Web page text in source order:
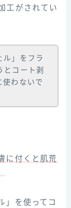
工がされてい
ル」をフラ
とコート剥
使わないで
に付くと肌荒
」を使ってコ